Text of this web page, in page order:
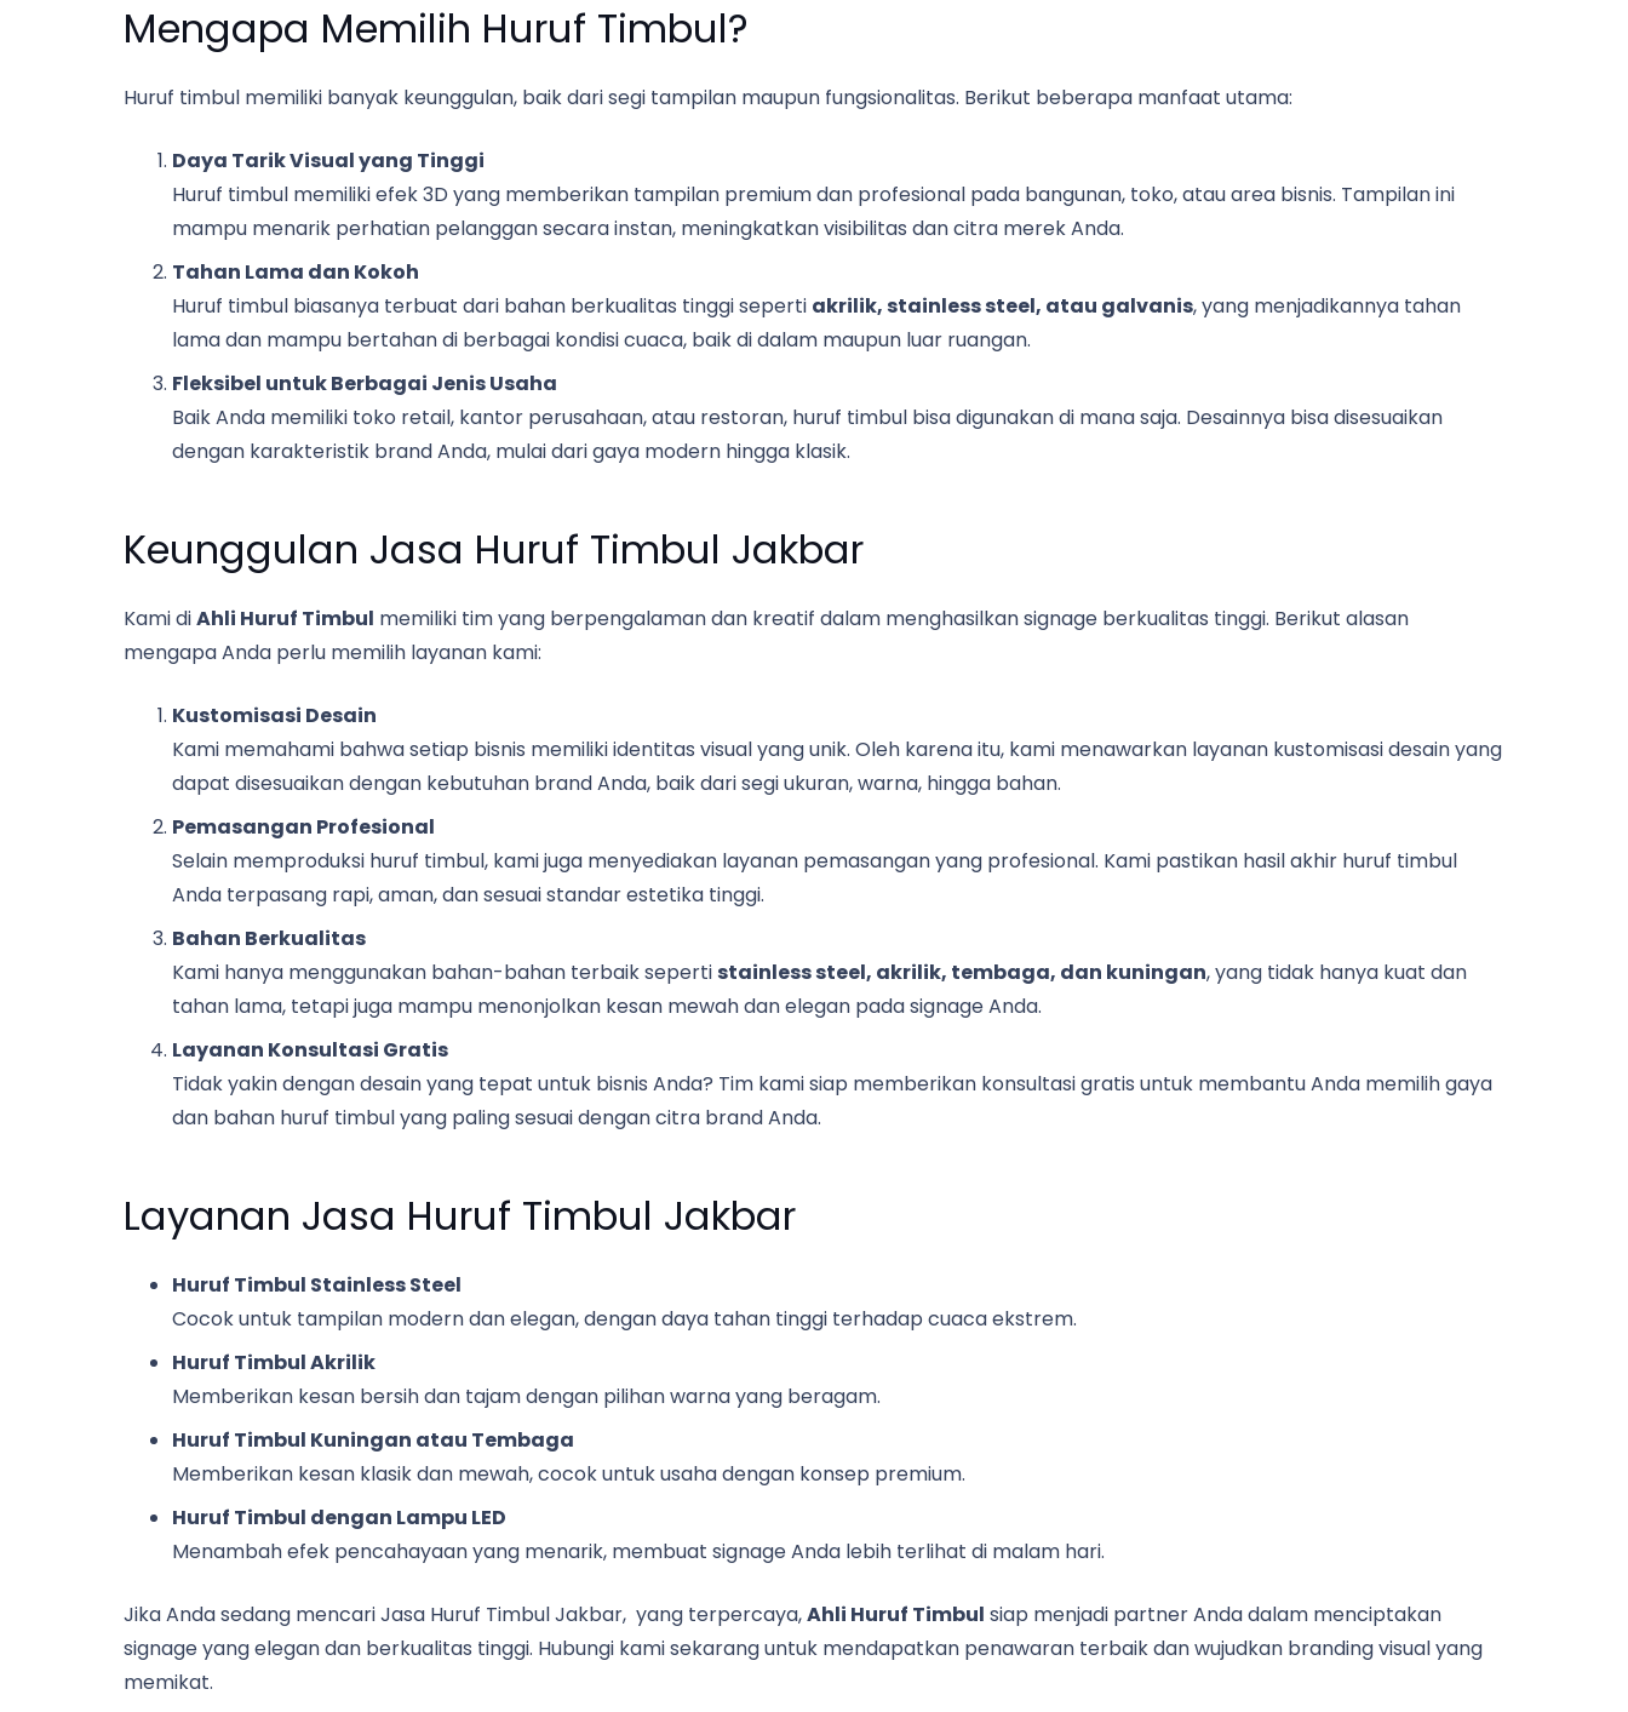
Mengapa Memilih Huruf Timbul?
Huruf timbul memiliki banyak keunggulan, baik dari segi tampilan maupun fungsionalitas. Berikut beberapa manfaat utama:
Daya Tarik Visual yang Tinggi
Huruf timbul memiliki efek 3D yang memberikan tampilan premium dan profesional pada bangunan, toko, atau area bisnis. Tampilan ini
mampu menarik perhatian pelanggan secara instan, meningkatkan visibilitas dan citra merek Anda.
Tahan Lama dan Kokoh
Huruf timbul biasanya terbuat dari bahan berkualitas tinggi seperti akrilik, stainless steel, atau galvanis, yang menjadikannya tahan
lama dan mampu bertahan di berbagai kondisi cuaca, baik di dalam maupun luar ruangan.
Fleksibel untuk Berbagai Jenis Usaha
Baik Anda memiliki toko retail, kantor perusahaan, atau restoran, huruf timbul bisa digunakan di mana saja. Desainnya bisa disesuaikan
dengan karakteristik brand Anda, mulai dari gaya modern hingga klasik.
Keunggulan Jasa Huruf Timbul Jakbar
Kami diAhli Huruf Timbul memiliki tim yang berpengalaman dan kreatif dalam menghasilkan signage berkualitas tinggi. Berikut alasan
mengapa Anda perlu memilih layanan kami:
Kustomisasi Desain
Kami memahami bahwa setiap bisnis memiliki identitas visual yang unik. Oleh karena itu, kami menawarkan layanan kustomisasi desain yang
dapat disesuaikan dengan kebutuhan brand Anda, baik dari segi ukuran, warna, hingga bahan.
Pemasangan Profesional
Selain memproduksi huruf timbul, kami juga menyediakan layanan pemasangan yang profesional. Kami pastikan hasil akhir huruf timbul
Anda terpasang rapi, aman, dan sesuai standar estetika tinggi.
Bahan Berkualitas
Kami hanya menggunakan bahan-bahan terbaik seperti stainless steel, akrilik, tembaga, dan kuningan, yang tidak hanya kuat dan
tahan lama, tetapi juga mampu menonjolkan kesan mewah dan elegan pada signage Anda.
Layanan Konsultasi Gratis
Tidak yakin dengan desain yang tepat untuk bisnis Anda? Tim kami siap memberikan konsultasi gratis untuk membantu Anda memilih gaya
dan bahan huruf timbul yang paling sesuai dengan citra brand Anda.
Layanan Jasa Huruf Timbul Jakbar
Huruf Timbul Stainless Steel
Cocok untuk tampilan modern dan elegan, dengan daya tahan tinggi terhadap cuaca ekstrem.
Huruf Timbul Akrilik
Memberikan kesan bersih dan tajam dengan pilihan warna yang beragam.
Huruf Timbul Kuningan atau Tembaga
Memberikan kesan klasik dan mewah, cocok untuk usaha dengan konsep premium.
Huruf Timbul dengan Lampu LED
Menambah efek pencahayaan yang menarik, membuat signage Anda lebih terlihat di malam hari.
Jika Anda sedang mencari Jasa Huruf Timbul Jakbar, yang terpercaya,Ahli Huruf Timbul siap menjadi partner Anda dalam menciptakan
signage yang elegan dan berkualitas tinggi. Hubungi kami sekarang untuk mendapatkan penawaran terbaik dan wujudkan branding visual yang
memikat.